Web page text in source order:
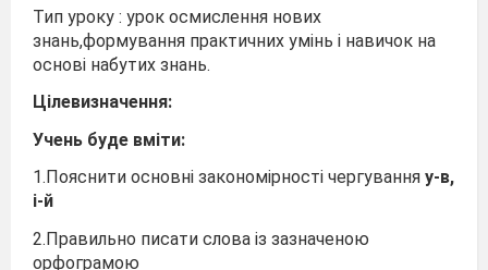
Тип уроку : урок осмислення нових
знань,формування практичних умінь і навичок на
основі набутих знань.
Цілевизначення:
Учень буде вміти:
1.Пояснити основні закономірності чергування у-в,
і-й
2.Правильно писати слова із зазначеною
орфограмою